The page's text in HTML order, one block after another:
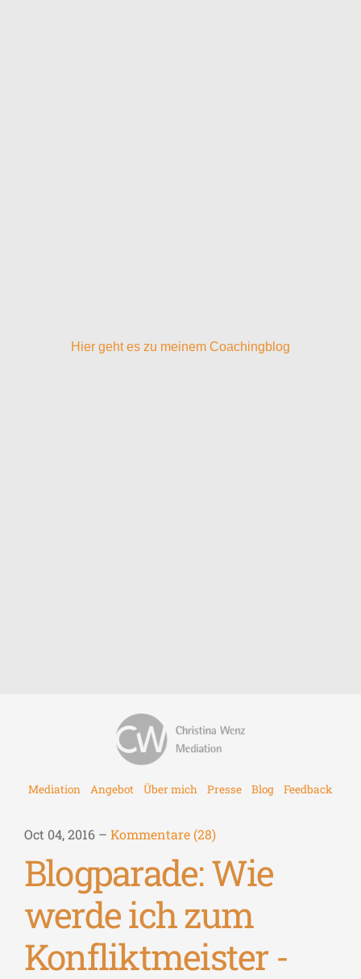
Hier geht es zu meinem Coachingblog
Mediation Angebot Über mich Presse Blog Feedback
Oct 04, 2016 – Kommentare (28)
Blogparade: Wie
werde ich zum
Konfliktmeister -